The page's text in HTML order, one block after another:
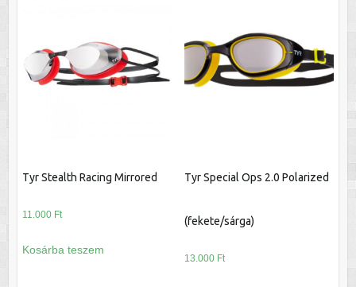
Tyr Stealth Racing Mirrored
11.000 Ft
Kosárba teszem
Tyr Special Ops 2.0 Polarized
(fekete/sárga)
13.000 Ft